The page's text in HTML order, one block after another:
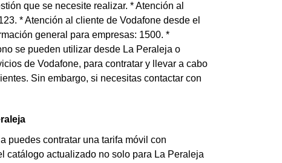
que se necesite realizar. * Atención al
* Atención al cliente de Vodafone desde el
general para empresas: 1500. *
se pueden utilizar desde La Peraleja o
de Vodafone, para contratar y llevar a cabo
Sin embargo, si necesitas contactar con
puedes contratar una tarifa móvil con
catálogo actualizado no solo para La Peraleja